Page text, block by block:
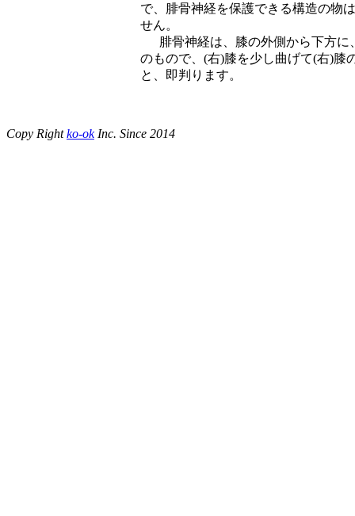
で、腓骨神経を保護できる構造の物
せん。
腓骨神経は、膝の外側から下方に
のもので、(右)膝を少し曲げて(右)膝
と、即判ります。
Copy Rightko-okInc. Since 2014